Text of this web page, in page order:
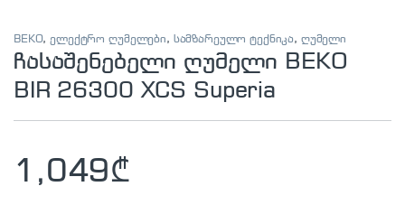
BEKO,ელექტრო ღუმელები, სამზარეულო ტექნიკა, ღუმელი
ჩასაშენებელი ღუმელი BEKO
BIR 26300 XCS Superia
1,049₾